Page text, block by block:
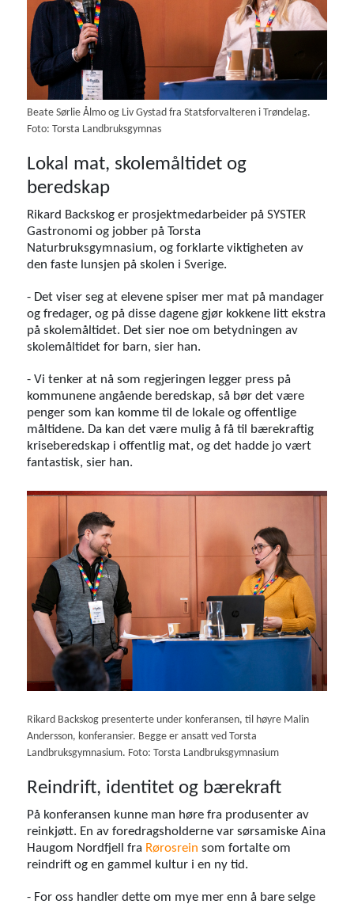
Beate Sørlie Ålmo og Liv Gystad fra Statsforvalteren i Trøndelag.
Foto: Torsta Landbruksgymnas
Lokal mat, skolemåltidet og
beredskap
Rikard Backskog er prosjektmedarbeider på SYSTER
Gastronomi og jobber på Torsta
Naturbruksgymnasium, og forklarte viktigheten av
den faste lunsjen på skolen i Sverige.
- Det viser seg at elevene spiser mer mat på mandager
og fredager, og på disse dagene gjør kokkene litt ekstra
på skolemåltidet. Det sier noe om betydningen av
skolemåltidet for barn, sier han.
- Vi tenker at nå som regjeringen legger press på
kommunene angående beredskap, så bør det være
penger som kan komme til de lokale og offentlige
måltidene. Da kan det være mulig å få til bærekraftig
kriseberedskap i offentlig mat, og det hadde jo vært
fantastisk, sier han.
Rikard Backskog presenterte under konferansen, til høyre Malin
Andersson, konferansier. Begge er ansatt ved Torsta
Landbruksgymnasium. Foto: Torsta Landbruksgymnasium
Reindrift, identitet og bærekraft
På konferansen kunne man høre fra produsenter av
reinkjøtt. En av foredragsholderne var sørsamiske Aina
Haugom Nordfjell fra Rørosrein som fortalte om
reindrift og en gammel kultur i en ny tid.
- For oss handler dette om mye mer enn å bare selge